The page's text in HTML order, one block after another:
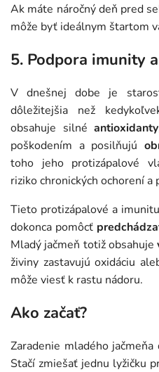
Ak máte náročný deň pred
môže byť ideálnym štartom
5. Podpora imunity
V dnešnej dobe je
dôležitejšia než
obsahuje silné antioxidanty
poškodením a posilňujú
toho jeho protizápalové
riziko chronických ochorení
Tieto protizápalové a
dokonca pomôcť
Mladý jačmeň totiž obsahuje
živiny zastavujú oxidáciu
môže viesť k rastu nádoru.
Ako začať?
Zaradenie mladého jačmeňa
Stačí zmiešať jednu lyžičku